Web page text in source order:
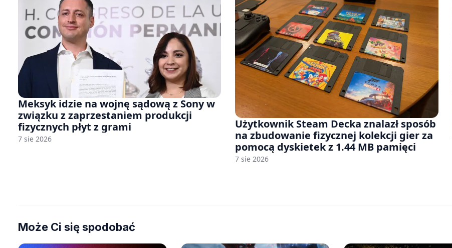
Meksyk idzie na wojnę sądową z Sony w
związku z zaprzestaniem produkcji
fizycznych płyt z grami
7 sie 2026
Użytkownik Steam Decka znalazł sposób
na zbudowanie fizycznej kolekcji gier za
pomocą dyskietek z 1.44 MB pamięci
7 sie 2026
Może Ci się spodobać